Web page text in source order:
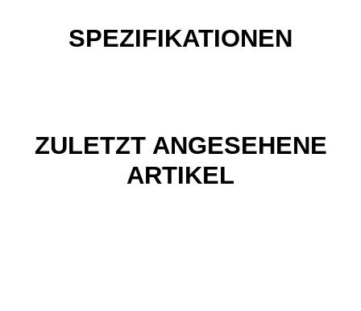
SPEZIFIKATIONEN
ZULETZT ANGESEHENE
ARTIKEL